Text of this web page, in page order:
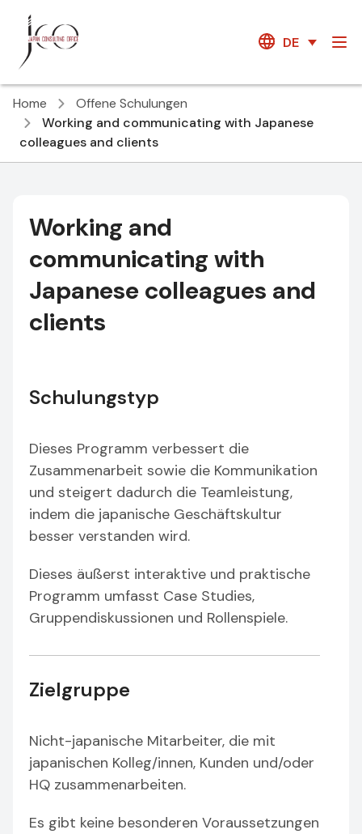
DE
Home
Offene Schulungen
Working and communicating with Japanese
colleagues and clients
Working and
communicating with
Japanese colleagues and
clients
Schulungstyp
Dieses Programm verbessert die
Zusammenarbeit sowie die Kommunikation
und steigert dadurch die Teamleistung,
indem die japanische Geschäftskultur
besser verstanden wird.
Dieses äußerst interaktive und praktische
Programm umfasst Case Studies,
Gruppendiskussionen und Rollenspiele.
Zielgruppe
Nicht-japanische Mitarbeiter, die mit
japanischen Kolleg/innen, Kunden und/oder
HQ zusammenarbeiten.
Es gibt keine besonderen Voraussetzungen